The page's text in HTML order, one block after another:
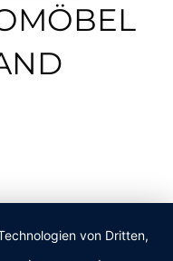
von Dritten,